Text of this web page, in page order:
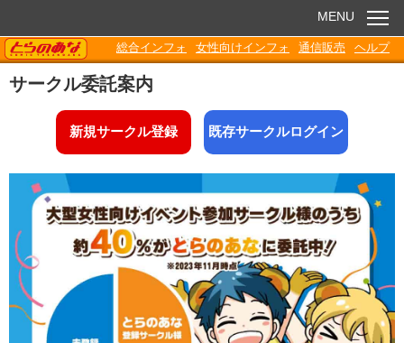
お知らせ
電子書籍
Q&A
各種ダウンロード
MENU
TORANOANA
総合インフォ 女性向けインフォ 通信販売 ヘルプ
サークル委託案内
新規サークル登録 既存サークルログイン